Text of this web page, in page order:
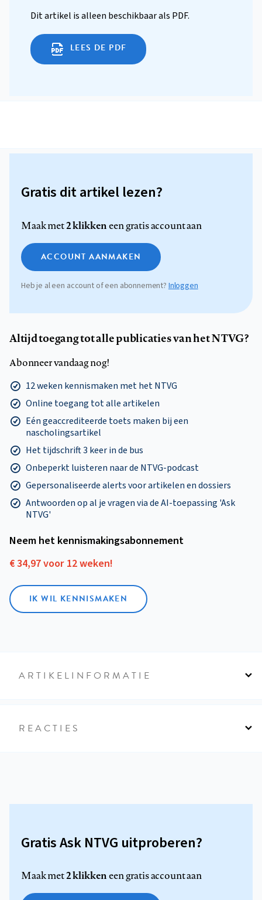
Dit artikel is alleen beschikbaar als PDF.
LEES DE PDF
Gratis dit artikel lezen?
Maak met2 klikkeneen gratis account aan
ACCOUNT AANMAKEN
Heb je al een account of een abonnement? Inloggen
Altijd toegang tot alle publicaties van het NTVG?
Abonneer vandaag nog!
12 weken kennismaken met het NTVG
Online toegang tot alle artikelen
Eén geaccrediteerde toets maken bij een
nascholingsartikel
Het tijdschrift 3 keer in de bus
Onbeperkt luisteren naar de NTVG-podcast
Gepersonaliseerde alerts voor artikelen en dossiers
Antwoorden op al je vragen via de AI-toepassing 'Ask
NTVG'
Neem het kennismakings­abonnement
€ 34,97 voor 12 weken!
IK WIL KENNISMAKEN
ARTIKELINFORMATIE
REACTIES
Gratis Ask NTVG uitproberen?
Maak met2 klikkeneen gratis account aan